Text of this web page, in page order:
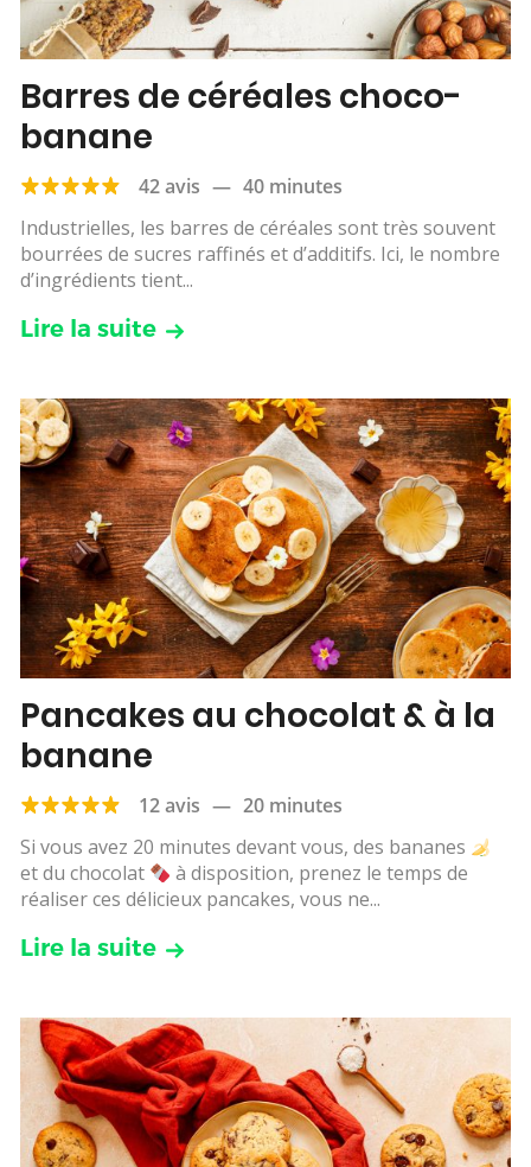
Barres de céréales choco-
banane
42 avis — 40 minutes
Industrielles, les barres de céréales sont très souvent
bourrées de sucres raffinés et d’additifs. Ici, le nombre
d’ingrédients tient...
Lire la suite
Pancakes au chocolat & à la
banane
12 avis — 20 minutes
Si vous avez 20 minutes devant vous, des bananes
et du chocolat
à disposition, prenez le temps de
réaliser ces délicieux pancakes, vous ne...
Lire la suite